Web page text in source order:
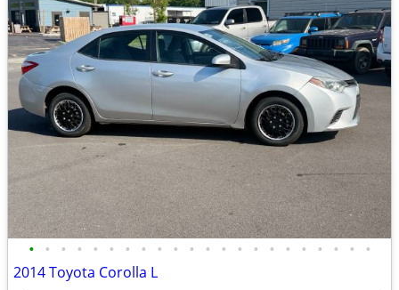
• • • • • • • • • • • • • • • • • • • • • •
2014 Toyota Corolla L